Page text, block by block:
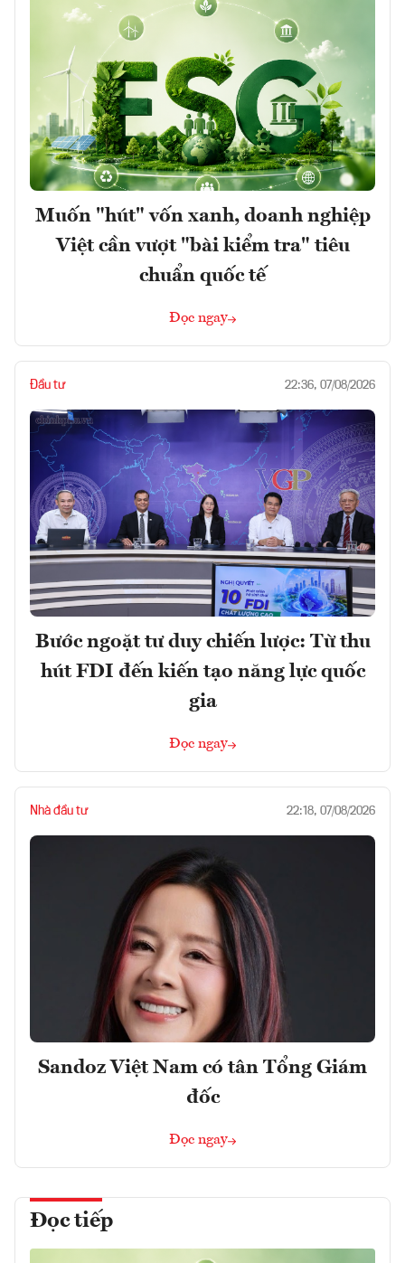
Muốn "hút" vốn xanh, doanh nghiệp
Việt cần vượt "bài kiểm tra" tiêu
chuẩn quốc tế
Đọc ngay
Đầu tư 22:36, 07/08/2026
Bước ngoặt tư duy chiến lược: Từ thu
hút FDI đến kiến tạo năng lực quốc
gia
Đọc ngay
Nhà đầu tư 22:18, 07/08/2026
Sandoz Việt Nam có tân Tổng Giám
đốc
Đọc ngay
Đọc tiếp